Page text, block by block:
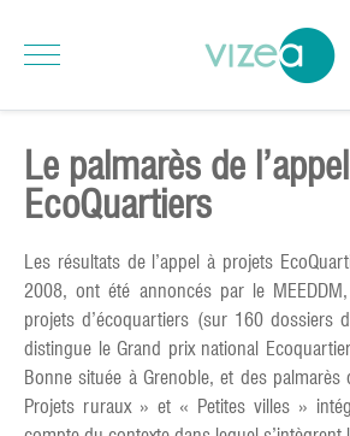
Le palmarès de
EcoQuartiers
Les résultats de l’appel à projets
2008, ont été annoncés par le
projets d’écoquartiers (sur 160 dossiers
distingue le Grand prix national
Bonne située à Grenoble, et des
Projets ruraux » et « Petites villes »